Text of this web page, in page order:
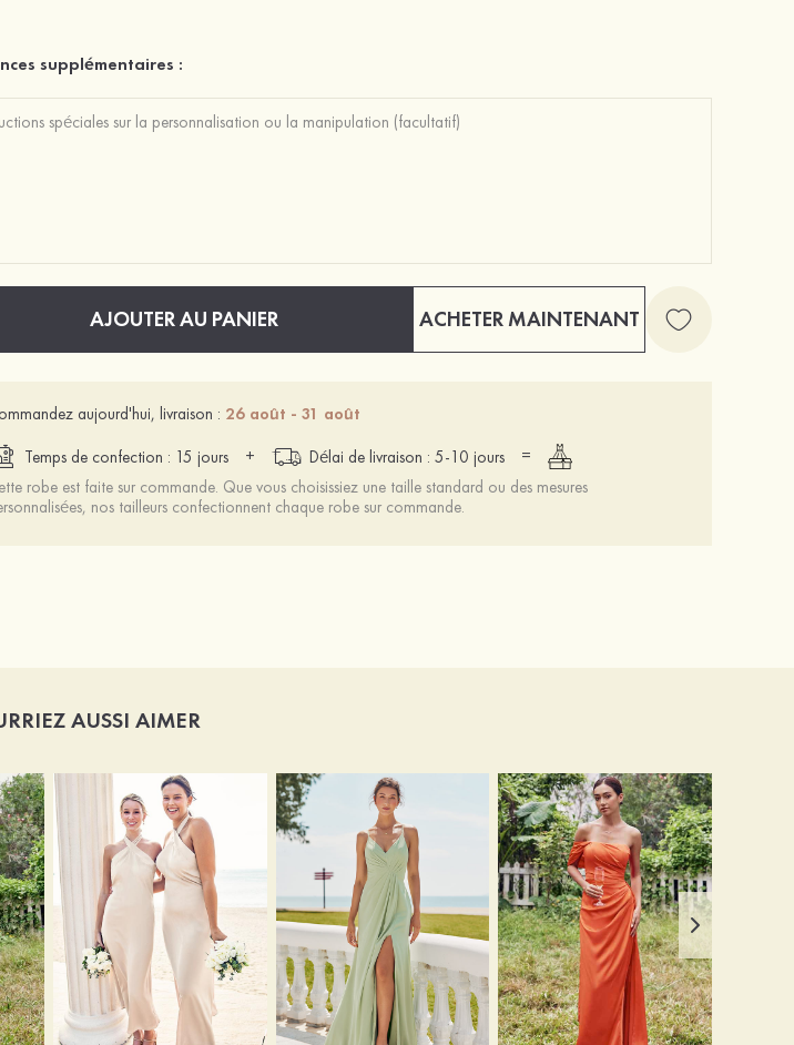
supplémentaires :
AJOUTER AU PANIER ACHETER MAINTENANT
aujourd'hui, livraison : 26 août - 31 août
Temps de confection : 15 jours
+ Délai de livraison : 5-10 jours
=
robe est faite sur commande. Que vous choisissiez une taille standard ou des mesures
nos tailleurs confectionnent chaque robe sur commande.
AUSSI AIMER